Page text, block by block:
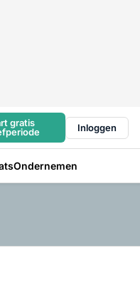
gratis
Inloggen
Ondernemen